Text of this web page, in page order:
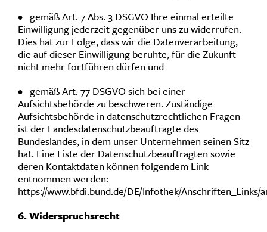
• gemäß Art. 7 Abs. 3 DSGVO Ihre einmal erteilte
Einwilligung jederzeit gegenüber uns zu widerrufen.
Dies hat zur Folge, dass wir die Datenverarbeitung,
die auf dieser Einwilligung beruhte, für die Zukunft
nicht mehr fortführen dürfen und
• gemäß Art. 77 DSGVO sich bei einer
Aufsichtsbehörde zu beschweren. Zuständige
Aufsichtsbehörde in datenschutzrechtlichen Fragen
ist der Landesdatenschutzbeauftragte des
Bundeslandes, in dem unser Unternehmen seinen Sitz
hat. Eine Liste der Datenschutzbeauftragten sowie
deren Kontaktdaten können folgendem Link
entnommen werden:
https://www.bfdi.bund.de/DE/Infothek/Anschriften_Links/
6. Widerspruchsrecht